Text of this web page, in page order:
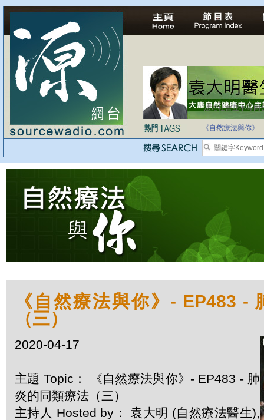
法治社會並不等同
自家教育合法化-
《自然療法與你》
《自然療法與你》- EP483 -
（三）
2020-04-17
主題 Topic： 《自然療法與你》- EP483 - 肺
炎的同類療法（三）
主持人 Hosted by： 袁大明 (自然療法醫生),